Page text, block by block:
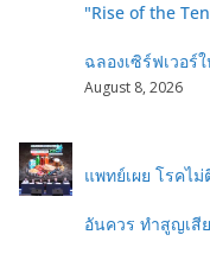
"Rise of the
ฉลองเซิร์ฟเวอร์
August 8, 2026
แพทย์เผย โรคไ
อันควร ทำสูญเสี